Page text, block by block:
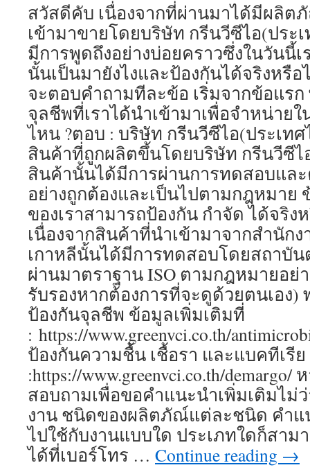
สวัสดีคับ เนื่องจากที่ผ่านมาได้มีผลิ
เข้ามาขายโดยบริษัท กรีนวีซีไอ(ประ
มีการพูดถึงอย่างบ่อยคราวซึ่งในวันนี้
นั้นเป็นมายังไงและป้องกันได้จริงหรื
จะตอบคำถามทีละข้อ เริ่มจากข้อแร
จุลชีพที่เราได้นำเข้ามาเพื่อจำหน่าย
ไหน ?ตอบ : บริษัท กรีนวีซีไอ(ประเท
สินค้าที่ถูกผลิตขึ้นโดยบริษัท กรีนวีซีไ
สินค้านั้นได้มีการผ่านการทดสอบแล
อย่างถูกต้องและเป็นไปตามกฎหมา
ของเราสามารถป้องกัน กำจัด ได้จริง
เนื่องจากสินค้าที่นำเข้ามาจากสำนัก
เกาหลีนั้นได้มีการทดสอบโดยสถาบัน
ผ่านมาตราฐาน ISO ตามกฎหมายอย่
รับรองหากต้องการที่จะดูด้วยตนเอง
ป้องกันจุลชีพ ข้อมูลเพิ่มเติมที่
: https://www.greenvci.co.th/
ป้องกันความชื้น เชื้อรา และแบคทีเรี
:https://www.greenvci.co.th/
สอบถามเพื่อขอคำแนะนำเพิ่มเติมไม่
งาน ชนิดของผลิตภัณ์แต่ละชนิด คำแ
ไปใช้กับงานแบบใด ประเภทใดก็สาม
ได้ที่เบอร์โทร … Continue reading →